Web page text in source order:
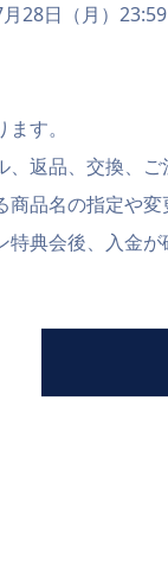
28日（月）
す。
返品、交換、ご
品名の指定や変
典会後、入金が